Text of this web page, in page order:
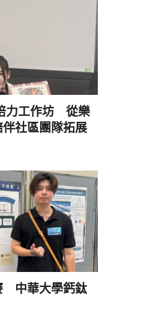
力工作坊 從樂
社區團隊拓展
中華大學鈣鈦